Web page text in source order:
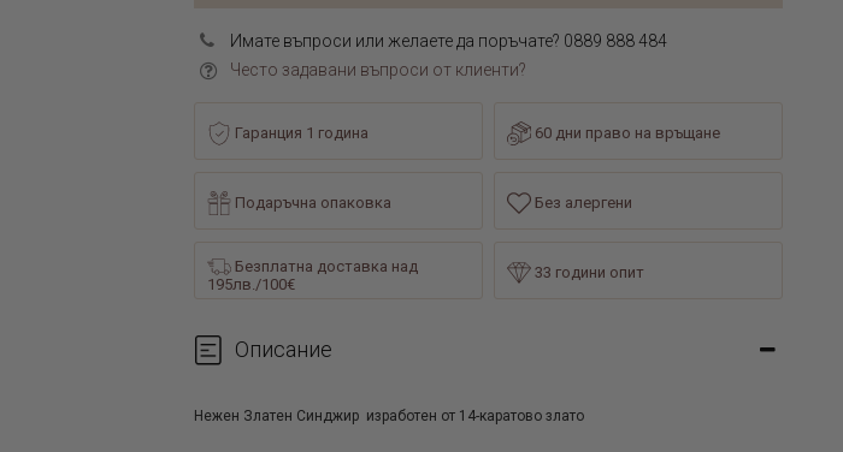
Имате въпроси или желаете да поръчате? 0889 888 484
Често задавани въпроси от клиенти?
Гаранция 1 година 60 дни право на връщане
Подаръчна опаковка Без алергени
Безплатна доставка над
195лв./100€
33 години опит
Описание
Нежен Златен Синджир изработен от 14-каратово злато